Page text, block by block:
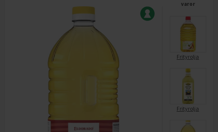
varor
Frityrolja
Frityrolja